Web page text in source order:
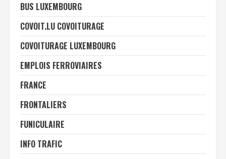
BUS LUXEMBOURG
COVOIT.LU COVOITURAGE
COVOITURAGE LUXEMBOURG
EMPLOIS FERROVIAIRES
FRANCE
FRONTALIERS
FUNICULAIRE
INFO TRAFIC